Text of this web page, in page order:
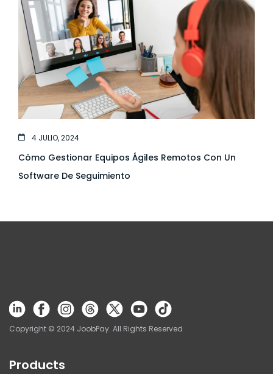
4 JULIO, 2024
Cómo Gestionar Equipos Ágiles Remotos Con Un
Software De Seguimiento
Copyright © 2024 JoobPay. All Rights Reserved
Products